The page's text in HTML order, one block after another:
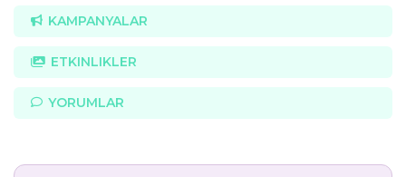
KAMPANYALAR
ETKINLIKLER
YORUMLAR